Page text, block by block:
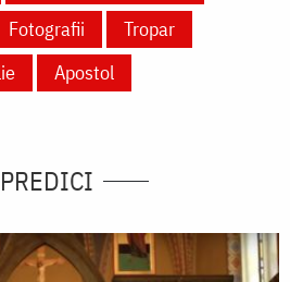
Fotografii
Tropar
Apostol
PREDICI